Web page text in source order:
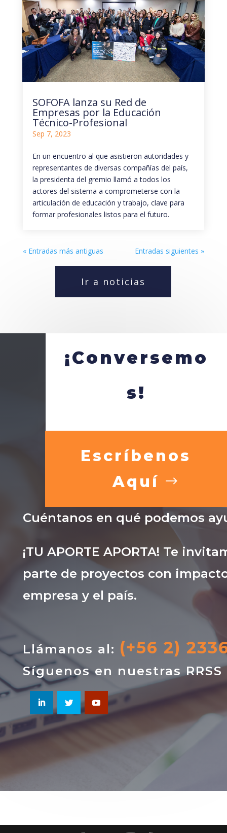
SOFOFA lanza su Red de
Empresas por la Educación
Técnico-Profesional
Sep 7, 2023
En un encuentro al que asistieron autoridades y
representantes de diversas compañías del país,
la presidenta del gremio llamó a todos los
actores del sistema a comprometerse con la
articulación de educación y trabajo, clave para
formar profesionales listos para el futuro.
« Entradas más antiguas Entradas siguientes »
Ir a noticias
¡Conversemo
s!
Escríbenos
Aquí
Cuéntanos en qué podemos
¡TU APORTE APORTA! Te
parte de proyectos con
empresa y el país.
Llámanos al: (+56 2)
Síguenos en nuestras RRSS